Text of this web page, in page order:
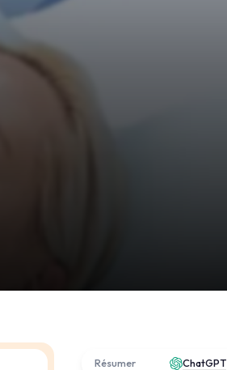
Résumer ChatGPT